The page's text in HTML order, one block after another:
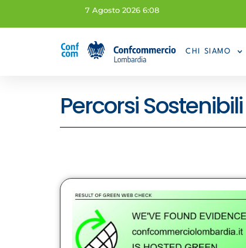
7 Agosto 2026 6:08
CHI SIAMO
Percorsi Sostenibili